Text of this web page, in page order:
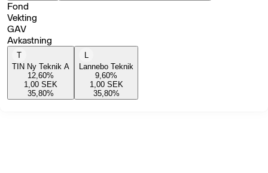
Fond
Vekting
GAV
Avkastning
T
TIN Ny Teknik A
12,60%
1,00 SEK
35,80%
L
Lannebo Teknik
9,60%
1,00 SEK
35,80%